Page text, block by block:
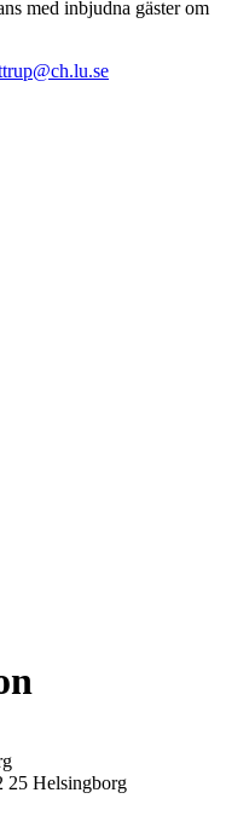
med inbjudna gäster om
25 Helsingborg